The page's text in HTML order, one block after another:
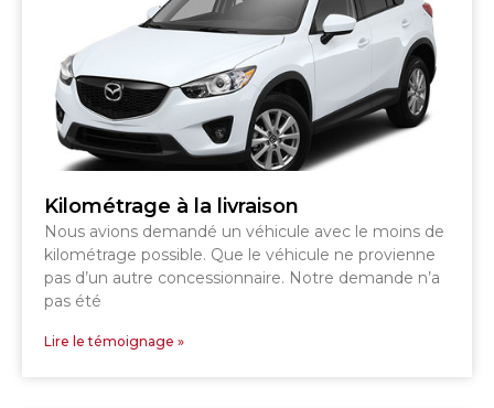
Kilométrage à la livraison
Nous avions demandé un véhicule avec le moins de
kilométrage possible. Que le véhicule ne provienne
pas d’un autre concessionnaire. Notre demande n’a
pas été
Lire le témoignage »